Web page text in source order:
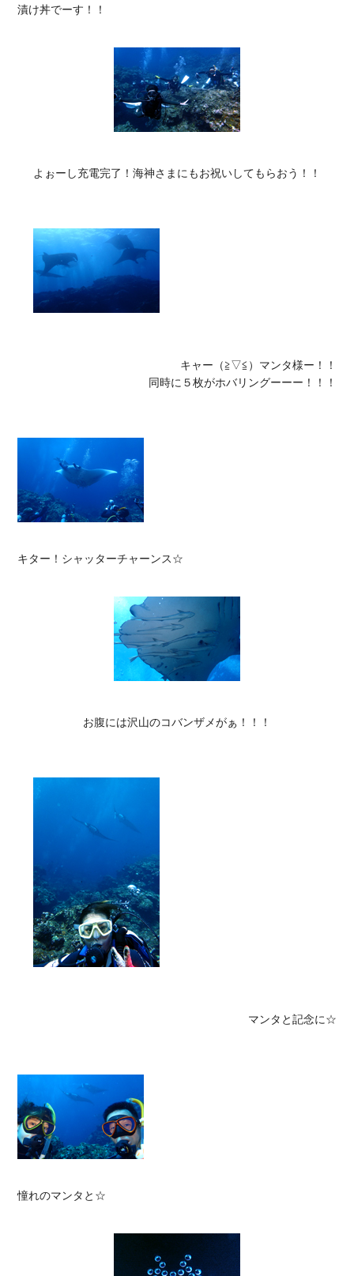
漬け丼でーす！！
キャー（≧▽≦）マンタ様ー！！
同時に５枚がホバリングーーー！！！
キター！シャッターチャーンス☆
マンタと記念に☆
憧れのマンタと☆